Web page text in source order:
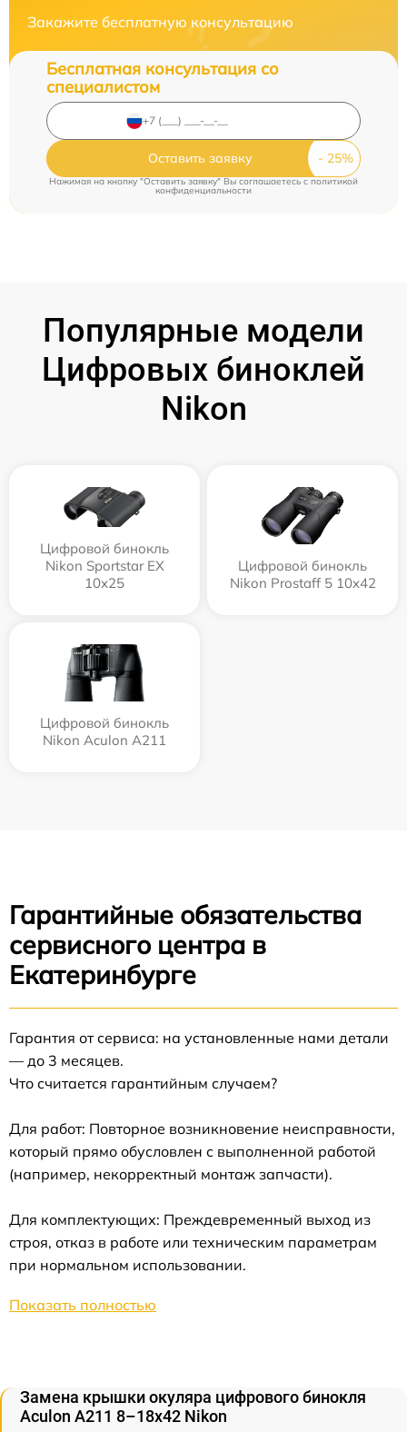
Закажите бесплатную консультацию
Бесплатная консультация со
специалистом
Оставить заявку
Нажимая на кнопку "Оставить заявку" Вы соглашаетесь cполитикой
конфиденциальности
Популярные модели
Цифровых биноклей
Nikon
Цифровой бинокль
Nikon Sportstar EX
10x25
Цифровой бинокль
Nikon Prostaff 5 10x42
Цифровой бинокль
Nikon Aculon A211
Гарантийные обязательства
сервисного центра в
Екатеринбурге
Гарантия от сервиса: на установленные нами детали
— до 3 месяцев.
Что считается гарантийным случаем?
Для работ: Повторное возникновение неисправности,
который прямо обусловлен с выполненной работой
(например, некорректный монтаж запчасти).
Для комплектующих: Преждевременный выход из
строя, отказ в работе или техническим параметрам
при нормальном использовании.
Показать полностью
Замена крышки окуляра цифрового бинокля
Aculon A211 8–18x42 Nikon